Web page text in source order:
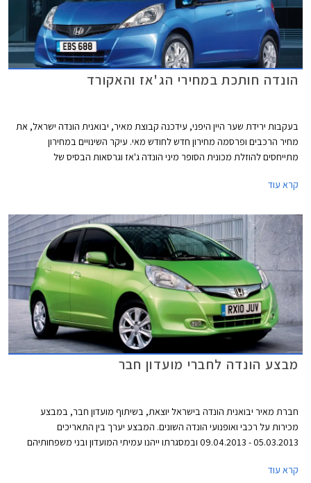
הונדה חותכת במחירי הג'אז והאקורד
בעקבות ירידת שער היין היפני, עידכנה קבוצת מאיר, יבואנית הונדה ישראל, את
מחיר הרכבים ופרסמה מחירון חדש לחודש מאי. עיקר השינויים במחירון
מתייחסים להוזלת מכונית הסופר מיני הונדה ג'אז וגרסאות הבסיס של
קרא עוד
מבצע הונדה לחברי מועדון חבר
חברת מאיר יבואנית הונדה בישראל יוצאת, בשיתוף מועדון חבר, במבצע
מכירות על רכבי ואופנועי הונדה השונים. המבצע יערך בין התאריכים
05.03.2013 - 09.04.2013 ובמסגרתו ייהנו עמיתי המועדון ובני משפחותיהם
ברכישת אביזרים נוספים, הנחות במרכזי השירות, וכן ביטוח ומימון בתנאים
קרא עוד